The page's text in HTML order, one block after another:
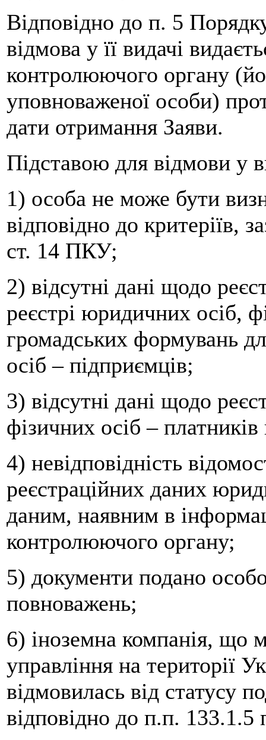
Відповідно до п. 5
відмова у її видачі
контролюючого органу
уповноваженої особи)
дати отримання Заяви.
Підставою для відмови у
1) особа не може бути
відповідно до критеріїв,
ст. 14 ПКУ;
2) відсутні дані щодо
реєстрі юридичних осіб,
громадських формувань
осіб – підприємців;
3) відсутні дані щодо
фізичних осіб –
4) невідповідність
реєстраційних даних
даним, наявним в
контролюючого органу;
5) документи подано
повноважень;
6) іноземна компанія, що
управління на території
відмовилась від статусу
відповідно до п.п.